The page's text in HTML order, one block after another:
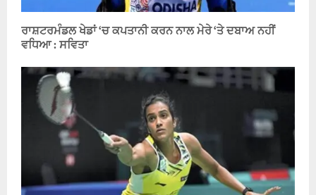
ਰਾਸ਼ਟਰਮੰਡਲ ਖੇਡਾਂ ‘ਚ ਕਪਤਾਨੀ ਕਰਨ ਨਾਲ ਮੇਰੇ ‘ਤੇ ਦਬਾਅ ਨਹੀਂ
ਵਧਿਆ : ਸਵਿਤਾ